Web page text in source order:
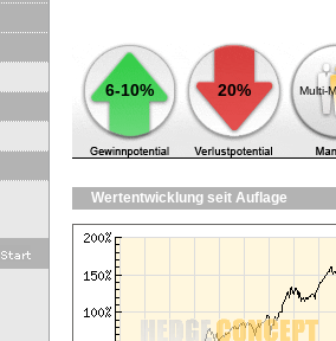
6-10% 20% Multi-
Wertentwicklung seit Auflage